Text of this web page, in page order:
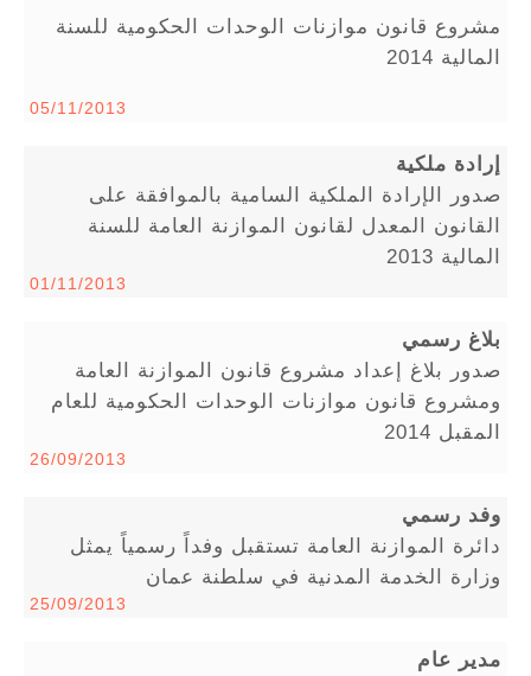
مشروع قانون موازنات الوحدات الحكومية للسنة
المالية 2014
05/11/2013
إرادة ملكية
صدور الإرادة الملكية السامية بالموافقة على
القانون المعدل لقانون الموازنة العامة للسنة
المالية 2013
01/11/2013
بلاغ رسمي
صدور بلاغ إعداد مشروع قانون الموازنة العامة
ومشروع قانون موازنات الوحدات الحكومية للعام
المقبل 2014
26/09/2013
وفد رسمي
دائرة الموازنة العامة تستقبل وفداً رسمياً يمثل
وزارة الخدمة المدنية في سلطنة عمان
25/09/2013
مدير عام